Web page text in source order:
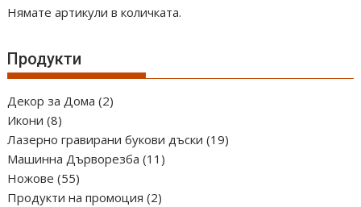
Нямате артикули в количката.
Продукти
Декор за Дома 22
Икони 88
продукта
Лазерно гравирани букови дъски 1919
Машинна Дърворезба 11 11
Ножове 5555
продукта
Продукти на промоция 22